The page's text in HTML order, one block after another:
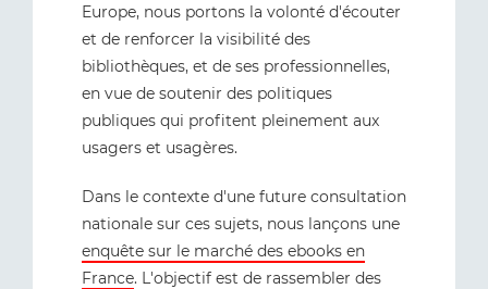
Europe, nous portons la volonté d'écouter
et de renforcer la visibilité des
bibliothèques, et de ses professionnelles,
en vue de soutenir des politiques
publiques qui profitent pleinement aux
usagers et usagères.
Dans le contexte d'une future consultation
nationale sur ces sujets, nous lançons une
enquête sur le marché des ebooks en
France. L'objectif est de rassembler des